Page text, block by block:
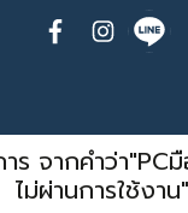
ร จากคำว่า"PC
ไม่ผ่านการใช้งาน"